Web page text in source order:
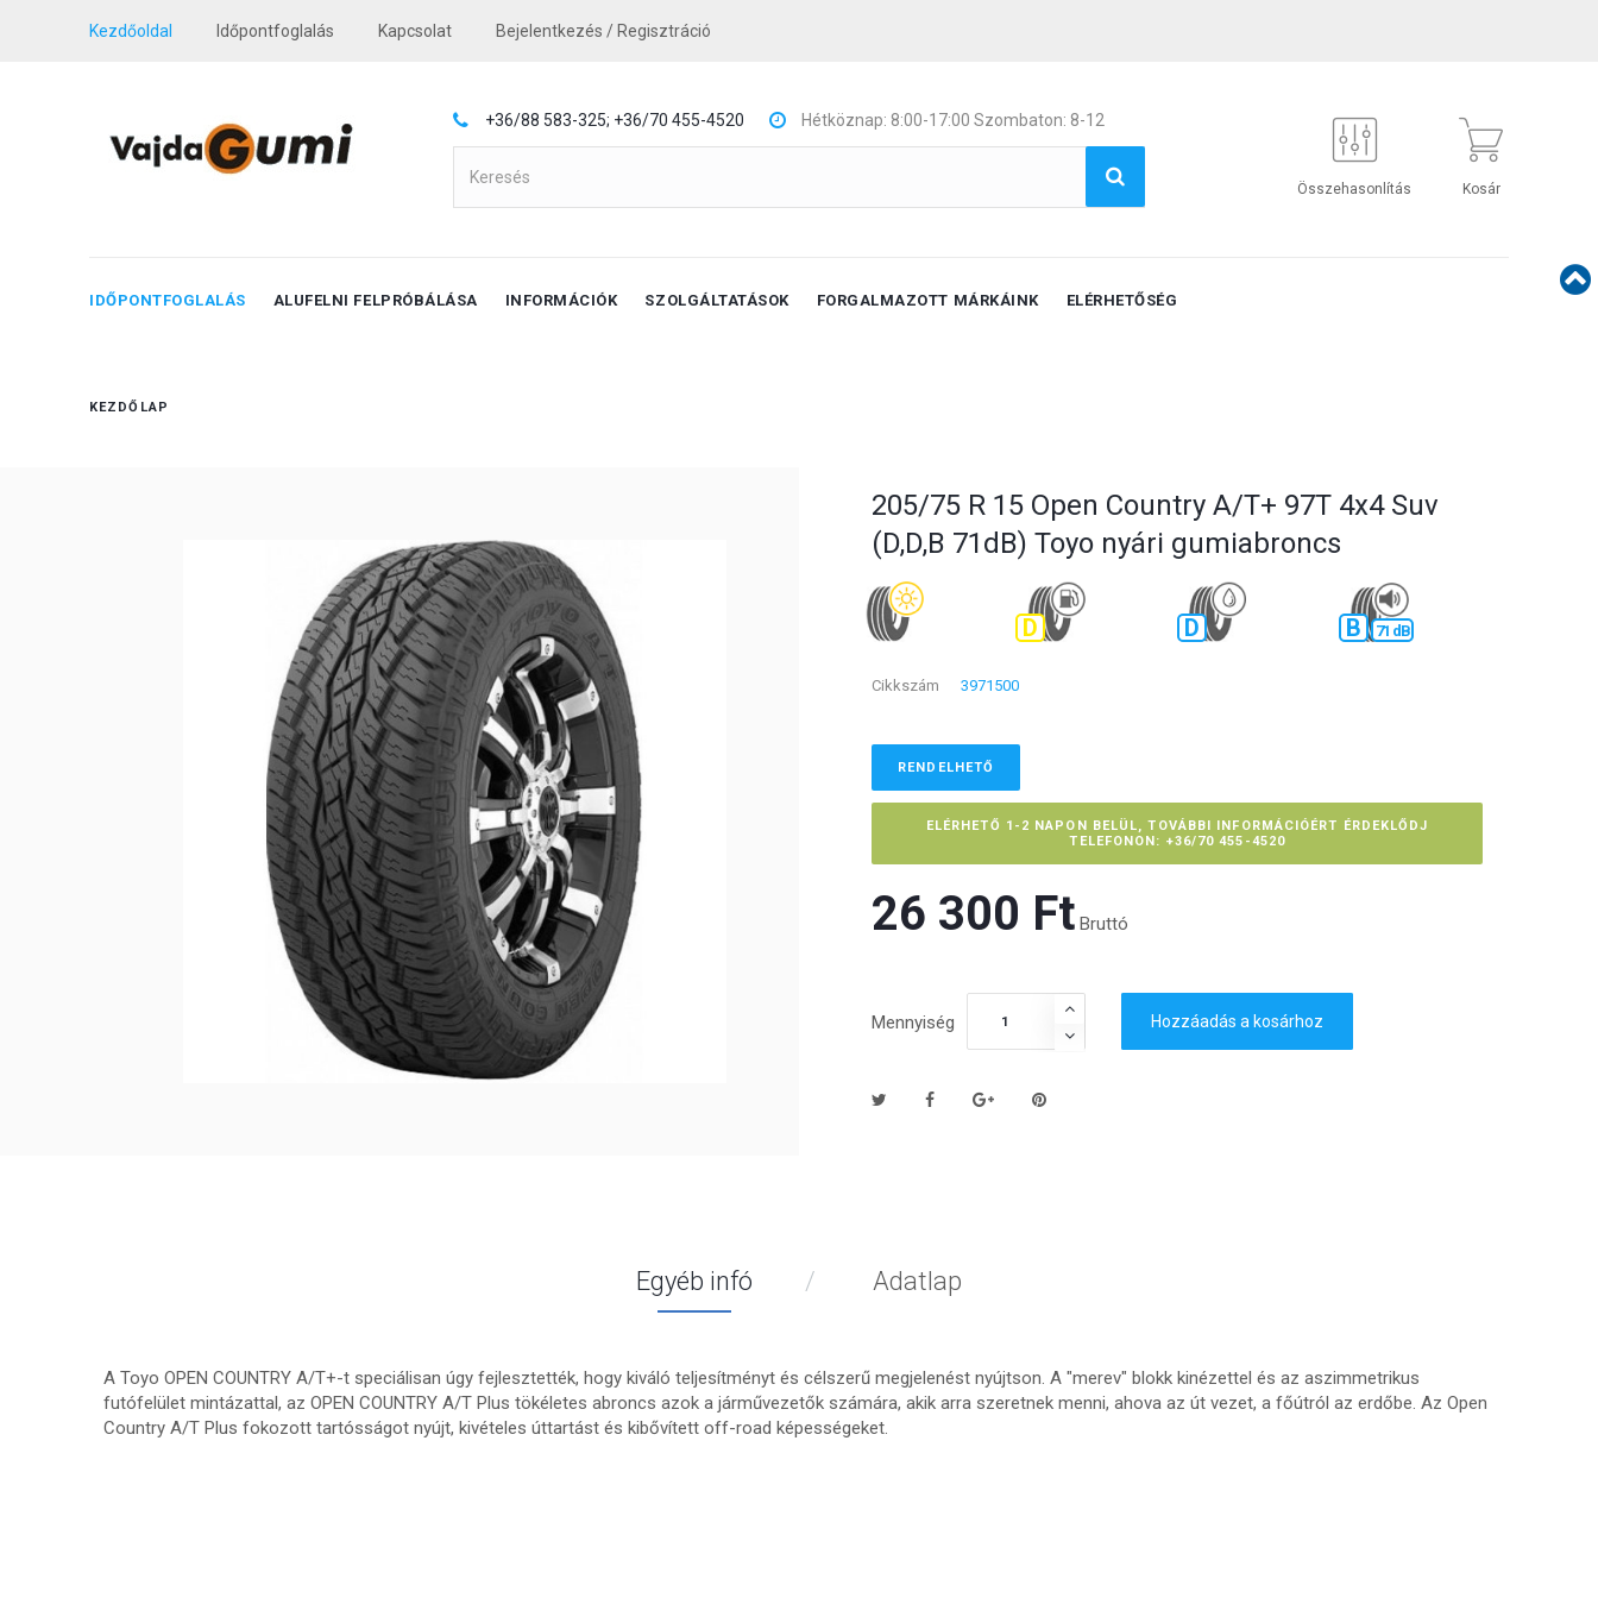
Kezdőoldal Időpontfoglalás Kapcsolat Bejelentkezés / Regisztráció
+36/88 583-325; +36/70 455-4520 Hétköznap: 8:00-17:00 Szombaton: 8-12
Összehasonlítás Kosár
IDŐPONTFOGLALÁS ALUFELNI FELPRÓBÁLÁSA INFORMÁCIÓK SZOLGÁLTATÁSOK FORGALMAZOTT MÁRKÁINK ELÉRHETŐSÉG
KEZDŐLAP
205/75 R 15 Open Country A/T+ 97T 4x4 Suv
(D,D,B 71dB) Toyo nyári gumiabroncs
D D B 71 dB
Cikkszám 3971500
RENDELHETŐ
ELÉRHETŐ 1-2 NAPON BELÜL, TOVÁBBI INFORMÁCIÓÉRT ÉRDEKLŐDJ
TELEFONON: +36/70 455-4520
26 300 Ft‎ Bruttó
Mennyiség Hozzáadás a kosárhoz
Egyéb infó Adatlap
A Toyo OPEN COUNTRY A/T+-t speciálisan úgy fejlesztették, hogy kiváló teljesítményt és célszerű megjelenést nyújtson. A "merev" blokk kinézettel és az aszimmetrikus
futófelület mintázattal, az OPEN COUNTRY A/T Plus tökéletes abroncs azok a járművezetők számára, akik arra szeretnek menni, ahova az út vezet, a főútról az erdőbe. Az Open
Country A/T Plus fokozott tartósságot nyújt, kivételes úttartást és kibővített off-road képességeket.